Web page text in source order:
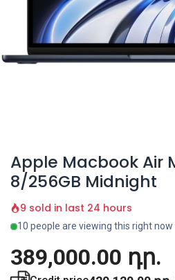
Apple Macbook Air
8/256GB Midnight
9 sold in last 24 hours
10 people are viewing this right now
389,000.00 դր.